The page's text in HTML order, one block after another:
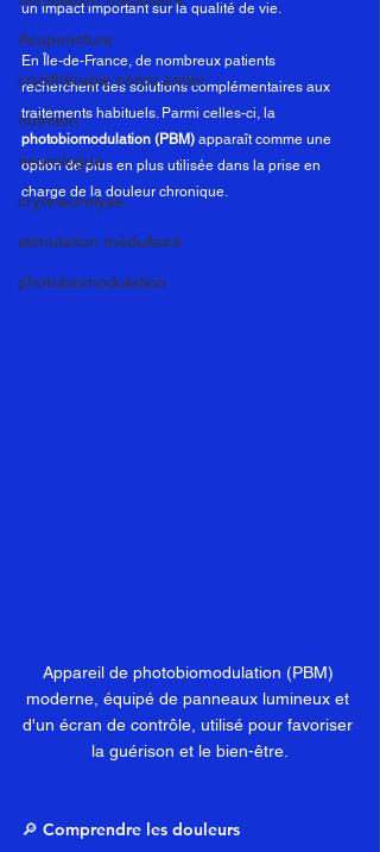
Acupuncture
cryothérapie corps entier
nutrition
neurologue
cryoneurolyse
stimulation médullaire
photobiomodulation
un impact important sur la qualité de vie.
En Île-de-France, de nombreux patients
recherchent des solutions complémentaires aux
traitements habituels. Parmi celles-ci, la
photobiomodulation (PBM) apparaît comme une
option de plus en plus utilisée dans la prise en
charge de la douleur chronique.
Appareil de photobiomodulation (PBM)
moderne, équipé de panneaux lumineux et
d'un écran de contrôle, utilisé pour favoriser
la guérison et le bien-être.
🔎 Comprendre les douleurs